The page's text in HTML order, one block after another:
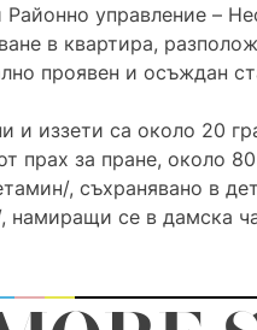
Районно управление –
в квартира,
проявен и осъждан
и иззети са около 20
прах за пране, около
, съхранявано в
намиращи се в дамска